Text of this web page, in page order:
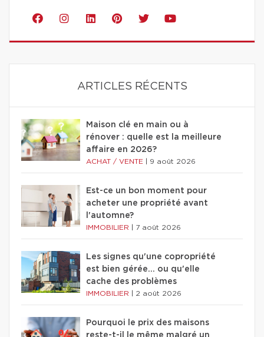
ARTICLES RÉCENTS
Maison clé en main ou à
rénover : quelle est la meilleure
affaire en 2026?
ACHAT / VENTE 9 août 2026
Est-ce un bon moment pour
acheter une propriété avant
l'automne?
IMMOBILIER 7 août 2026
Les signes qu'une copropriété
est bien gérée… ou qu'elle
cache des problèmes
IMMOBILIER 2 août 2026
Pourquoi le prix des maisons
reste-t-il le même malgré un